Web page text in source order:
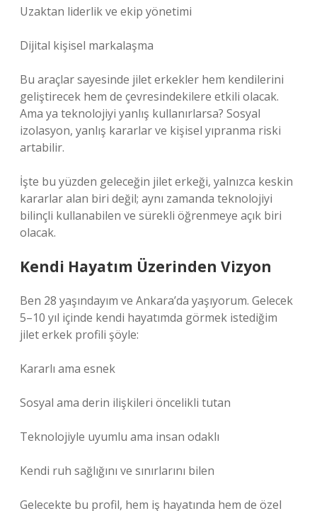
Uzaktan liderlik ve ekip yönetimi
Dijital kişisel markalaşma
Bu araçlar sayesinde jilet erkekler hem kendilerini
geliştirecek hem de çevresindekilere etkili olacak.
Ama ya teknolojiyi yanlış kullanırlarsa? Sosyal
izolasyon, yanlış kararlar ve kişisel yıpranma riski
artabilir.
İşte bu yüzden geleceğin jilet erkeği, yalnızca keskin
kararlar alan biri değil; aynı zamanda teknolojiyi
bilinçli kullanabilen ve sürekli öğrenmeye açık biri
olacak.
Kendi Hayatım Üzerinden Vizyon
Ben 28 yaşındayım ve Ankara’da yaşıyorum. Gelecek
5–10 yıl içinde kendi hayatımda görmek istediğim
jilet erkek profili şöyle:
Kararlı ama esnek
Sosyal ama derin ilişkileri öncelikli tutan
Teknolojiyle uyumlu ama insan odaklı
Kendi ruh sağlığını ve sınırlarını bilen
Gelecekte bu profil, hem iş hayatında hem de özel